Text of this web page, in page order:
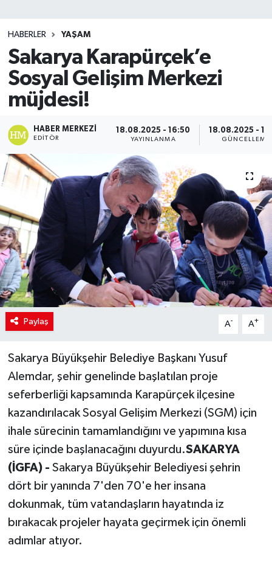
HABERLER YAŞAM
Sakarya Karapürçek’e
Sosyal Gelişim Merkezi
müjdesi!
HABER MERKEZI
EDITÖR
18.08.2025 - 16:50
YAYINLANMA
18.08.2025 -
GÜNCELLEME
Paylaş A- A+
Sakarya Büyükşehir Belediye Başkanı Yusuf
Alemdar, şehir genelinde başlatılan proje
seferberliği kapsamında Karapürçek ilçesine
kazandırılacak Sosyal Gelişim Merkezi (SGM) için
ihale sürecinin tamamlandığını ve yapımına kısa
süre içinde başlanacağını duyurdu.SAKARYA
(İGFA) - Sakarya Büyükşehir Belediyesi şehrin
dört bir yanında 7'den 70'e her insana
dokunmak, tüm vatandaşların hayatında iz
bırakacak projeler hayata geçirmek için önemli
adımlar atıyor.
Teknoloji
TRABZON